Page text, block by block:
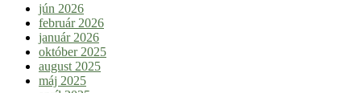
jún 2026
február 2026
január 2026
október 2025
august 2025
máj 2025